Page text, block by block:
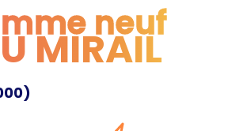
neuf
neuf
MIRAIL
)